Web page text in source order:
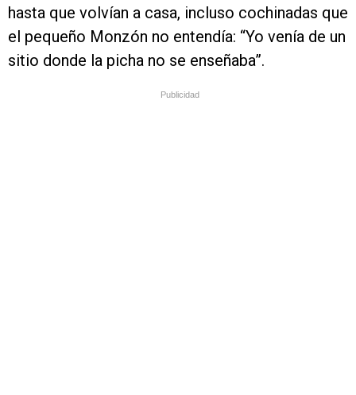
hasta que volvían a casa, incluso cochinadas que
el pequeño Monzón no entendía: “Yo venía de un
sitio donde la picha no se enseñaba”.
Publicidad